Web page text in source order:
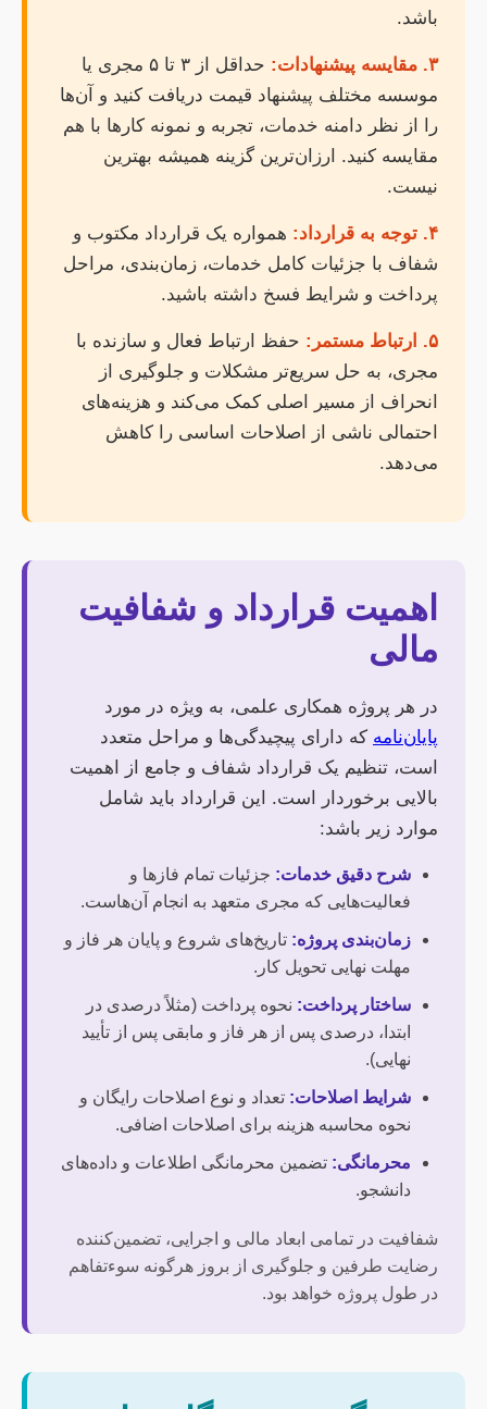
باشد.
۳. مقایسه پیشنهادات:
حداقل از ۳ تا ۵ مجری یا
موسسه مختلف پیشنهاد قیمت دریافت کنید و آن‌ها
را از نظر دامنه خدمات، تجربه و نمونه کارها با هم
مقایسه کنید. ارزان‌ترین گزینه همیشه بهترین
نیست.
۴. توجه به قرارداد:
همواره یک قرارداد مکتوب و
شفاف با جزئیات کامل خدمات، زمان‌بندی، مراحل
پرداخت و شرایط فسخ داشته باشید.
۵. ارتباط مستمر:
حفظ ارتباط فعال و سازنده با
مجری، به حل سریع‌تر مشکلات و جلوگیری از
انحراف از مسیر اصلی کمک می‌کند و هزینه‌های
احتمالی ناشی از اصلاحات اساسی را کاهش
می‌دهد.
اهمیت قرارداد و شفافیت
مالی
در هر پروژه همکاری علمی، به ویژه در مورد
پایان‌نامه که دارای پیچیدگی‌ها و مراحل متعدد
است، تنظیم یک قرارداد شفاف و جامع از اهمیت
بالایی برخوردار است. این قرارداد باید شامل
موارد زیر باشد:
شرح دقیق خدمات: جزئیات تمام فازها و
فعالیت‌هایی که مجری متعهد به انجام آن‌هاست.
زمان‌بندی پروژه: تاریخ‌های شروع و پایان هر فاز و
مهلت نهایی تحویل کار.
ساختار پرداخت: نحوه پرداخت (مثلاً درصدی در
ابتدا، درصدی پس از هر فاز و مابقی پس از تأیید
نهایی).
شرایط اصلاحات: تعداد و نوع اصلاحات رایگان و
نحوه محاسبه هزینه برای اصلاحات اضافی.
محرمانگی: تضمین محرمانگی اطلاعات و داده‌های
دانشجو.
شفافیت در تمامی ابعاد مالی و اجرایی، تضمین‌کننده
رضایت طرفین و جلوگیری از بروز هرگونه سوءتفاهم
در طول پروژه خواهد بود.